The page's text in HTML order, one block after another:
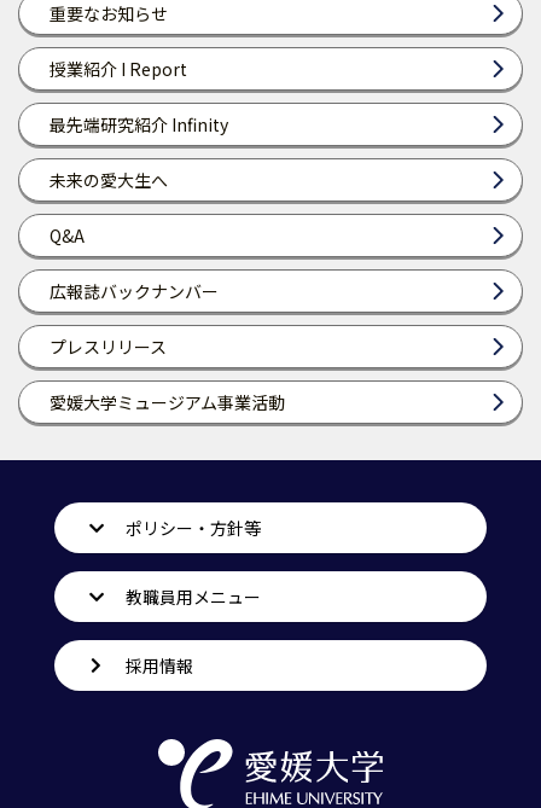
重要なお知らせ
授業紹介 I Report
最先端研究紹介 Infinity
未来の愛大生へ
Q&A
広報誌バックナンバー
プレスリリース
愛媛大学ミュージアム事業活動
ポリシー・方針等
教職員用メニュー
採用情報